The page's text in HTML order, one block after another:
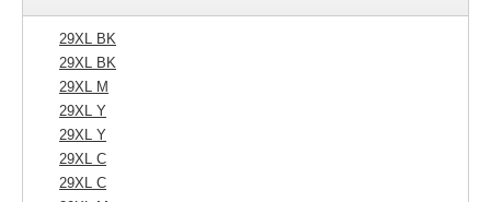
29XL BK
29XL BK
29XL M
29XL Y
29XL Y
29XL C
29XL C